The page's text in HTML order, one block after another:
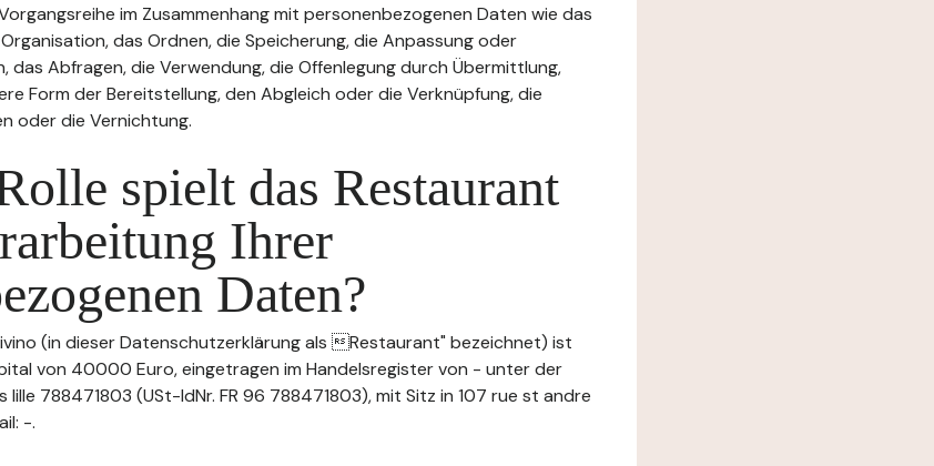
im Zusammenhang mit personenbezogenen Daten wie das
das Ordnen, die Speicherung, die Anpassung oder
das Abfragen, die Verwendung, die Offenlegung durch Übermittlung,
Form der Bereitstellung, den Abgleich oder die Verknüpfung, die
oder die Vernichtung.
spielt das Restaurant
Ihrer
Daten?
(in dieser Datenschutzerklärung als Restaurant" bezeichnet) ist
von 40000 Euro, eingetragen im Handelsregister von - unter der
788471803 (USt-IdNr. FR 96 788471803), mit Sitz in 107 rue st andre
-.